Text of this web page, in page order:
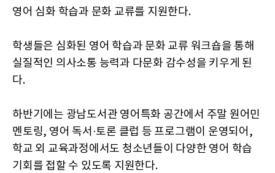
영어 심화 학습과 문화 교류를 지원한다.
학생들은 심화된 영어 학습과 문화 교류 워크숍을 통해
실질적인 의사소통 능력과 다문화 감수성을 키우게 된
다.
하반기에는 광남도서관 영어특화 공간에서 주말 원어민
멘토링, 영어 독서·토론 클럽 등 프로그램이 운영되어,
학교 외 교육과정에서도 청소년들이 다양한 영어 학습
기회를 접할 수 있도록 지원한다.